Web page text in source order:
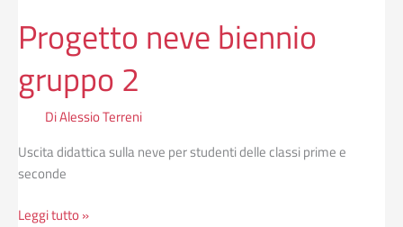
Progetto neve biennio
gruppo 2
DiAlessio Terreni
Uscita didattica sulla neve per studenti delle classi prime e
seconde
Leggi tutto »